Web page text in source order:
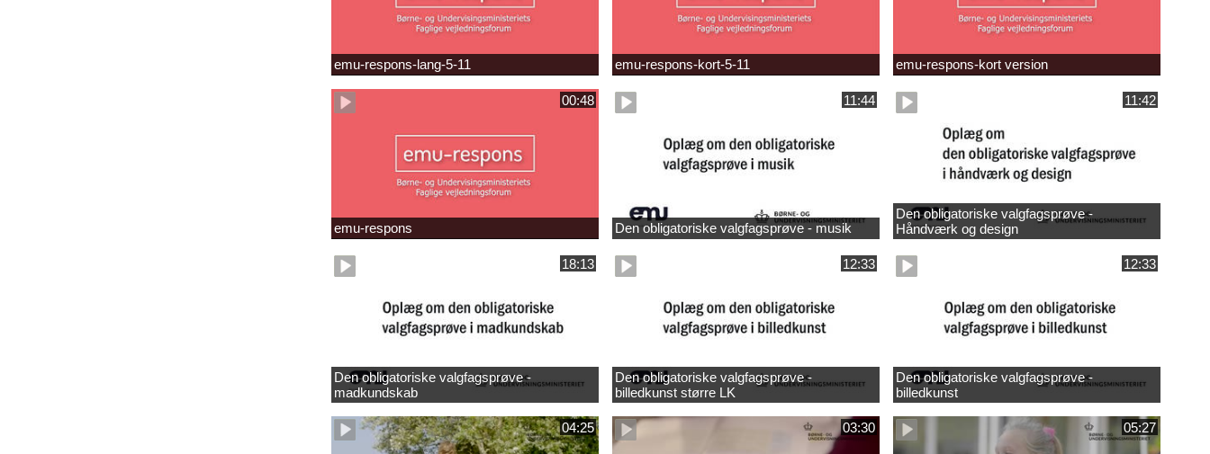
emu-respons-lang-5-11 emu-respons-kort-5-11 emu-respons-kort version
00:48
emu-respons
11:44
Den obligatoriske valgfagsprøve - musik
11:42
Den obligatoriske valgfagsprøve -
Håndværk og design
18:13
Den obligatoriske valgfagsprøve -
madkundskab
12:33
Den obligatoriske valgfagsprøve -
billedkunst større LK
12:33
Den obligatoriske valgfagsprøve -
billedkunst
04:25 03:30 05:27